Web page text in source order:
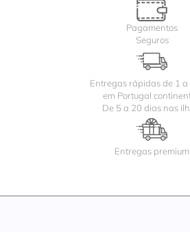
Pagamentos
Seguros
Entregas rápidas de 1 a
em Portugal
De 5 a 20 dias nas
Entregas premium